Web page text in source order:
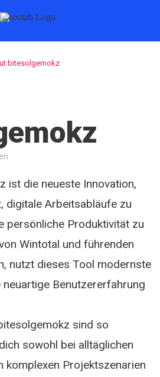
bitesolgemokz
ist die neueste Innovation,
digitale Arbeitsabläufe zu
persönliche Produktivität zu
Wintotal und führenden
nutzt dieses Tool modernste
Benutzererfahrung
sind so
sowohl bei alltäglichen
komplexen Projektszenarien